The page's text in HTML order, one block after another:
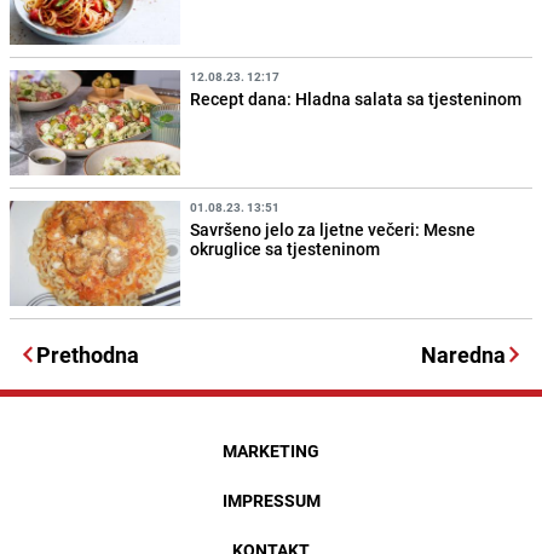
12.08.23. 12:17
Recept dana: Hladna salata sa tjesteninom
01.08.23. 13:51
Savršeno jelo za ljetne večeri: Mesne
okruglice sa tjesteninom
Prethodna Naredna
MARKETING
IMPRESSUM